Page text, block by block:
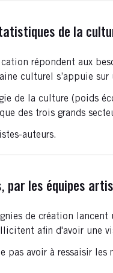
de la
répondent aux
culturel s’appuie
de la culture (poids
des trois grands
auteurs.
par les équipes
de création
afin d'avoir une
avoir à ressaisir